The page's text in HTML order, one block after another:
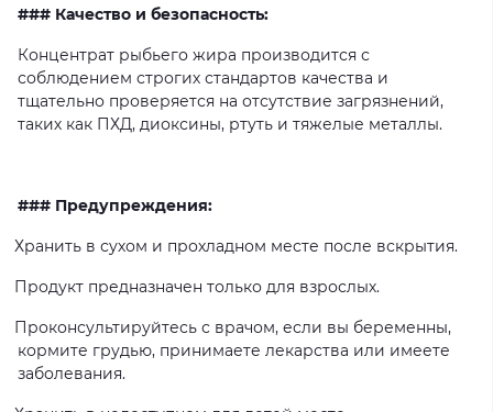
### Качество и безопасность:
Концентрат рыбьего жира производится с
соблюдением строгих стандартов качества и
тщательно проверяется на отсутствие загрязнений,
таких как ПХД, диоксины, ртуть и тяжелые металлы.
### Предупреждения:
Хранить в сухом и прохладном месте после вскрытия.
Продукт предназначен только для взрослых.
Проконсультируйтесь с врачом, если вы беременны,
кормите грудью, принимаете лекарства или имеете
заболевания.